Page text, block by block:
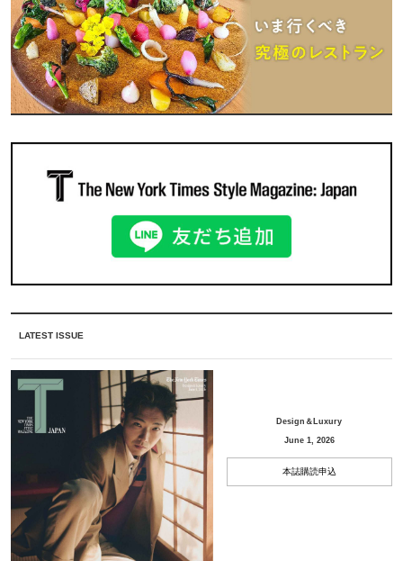
LATEST ISSUE
Design＆Luxury
June 1, 2026
本誌購読申込